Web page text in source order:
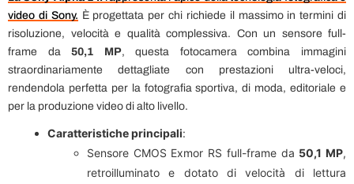
video di Sony. È progettata per chi richiede il massimo in termini di
risoluzione, velocità e qualità complessiva. Con un sensore full-
frame da50,1 MP, questa fotocamera combina immagini
straordinariamente dettagliate con prestazioni ultra-veloci,
rendendola perfetta per la fotografia sportiva, di moda, editoriale e
per la produzione video di alto livello.
Caratteristiche principali:
Sensore CMOS Exmor RS full-frame da 50,1 MP,
retroilluminato e dotato di velocità di lettura